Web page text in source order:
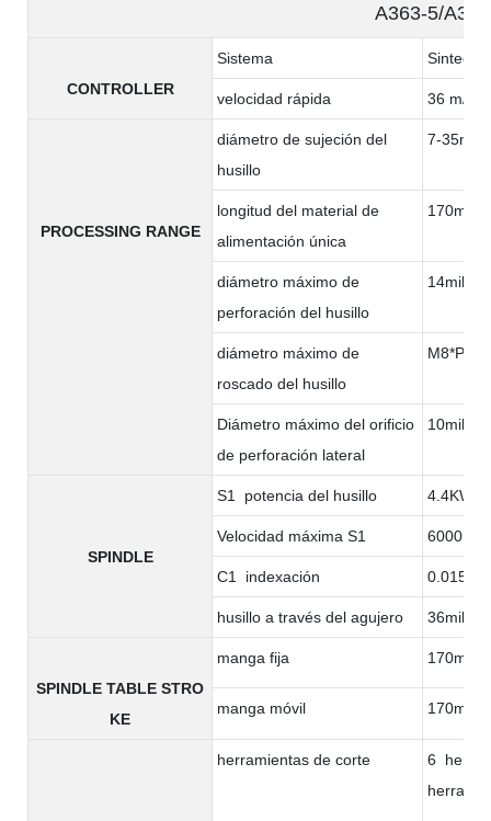
A363-5/
CONTROLLER
Sistema Sintec
velocidad rápida 36 m/
PROCESSING RANGE
diámetro de sujeción del
husillo
7-35mm
longitud del material de
alimentación única
diámetro máximo de
perforación del husillo
diámetro máximo de
roscado del husillo
Diámetro máximo del orificio
de perforación lateral
SPINDLE
S1 potencia del husillo 4.4KW
Velocidad máxima S1 6000rpm
C1 indexación 0.015°
husillo a través del agujero
SPINDLE TABLE STRO
KE
manga fija
manga móvil
herramientas de corte
6